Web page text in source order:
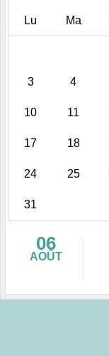
Lu Ma
3 4
10 11
17 18
24 25
31
06
AOÛT